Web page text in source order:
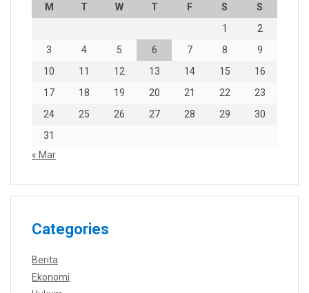
M T W T F S
S
1
2
3
4 5 6 7 8
9
10
11 12 13 14 15
16
17
18 19 20 21 22
23
24
25 26 27 28 29
30
31
« Mar
Categories
Berita
Ekonomi